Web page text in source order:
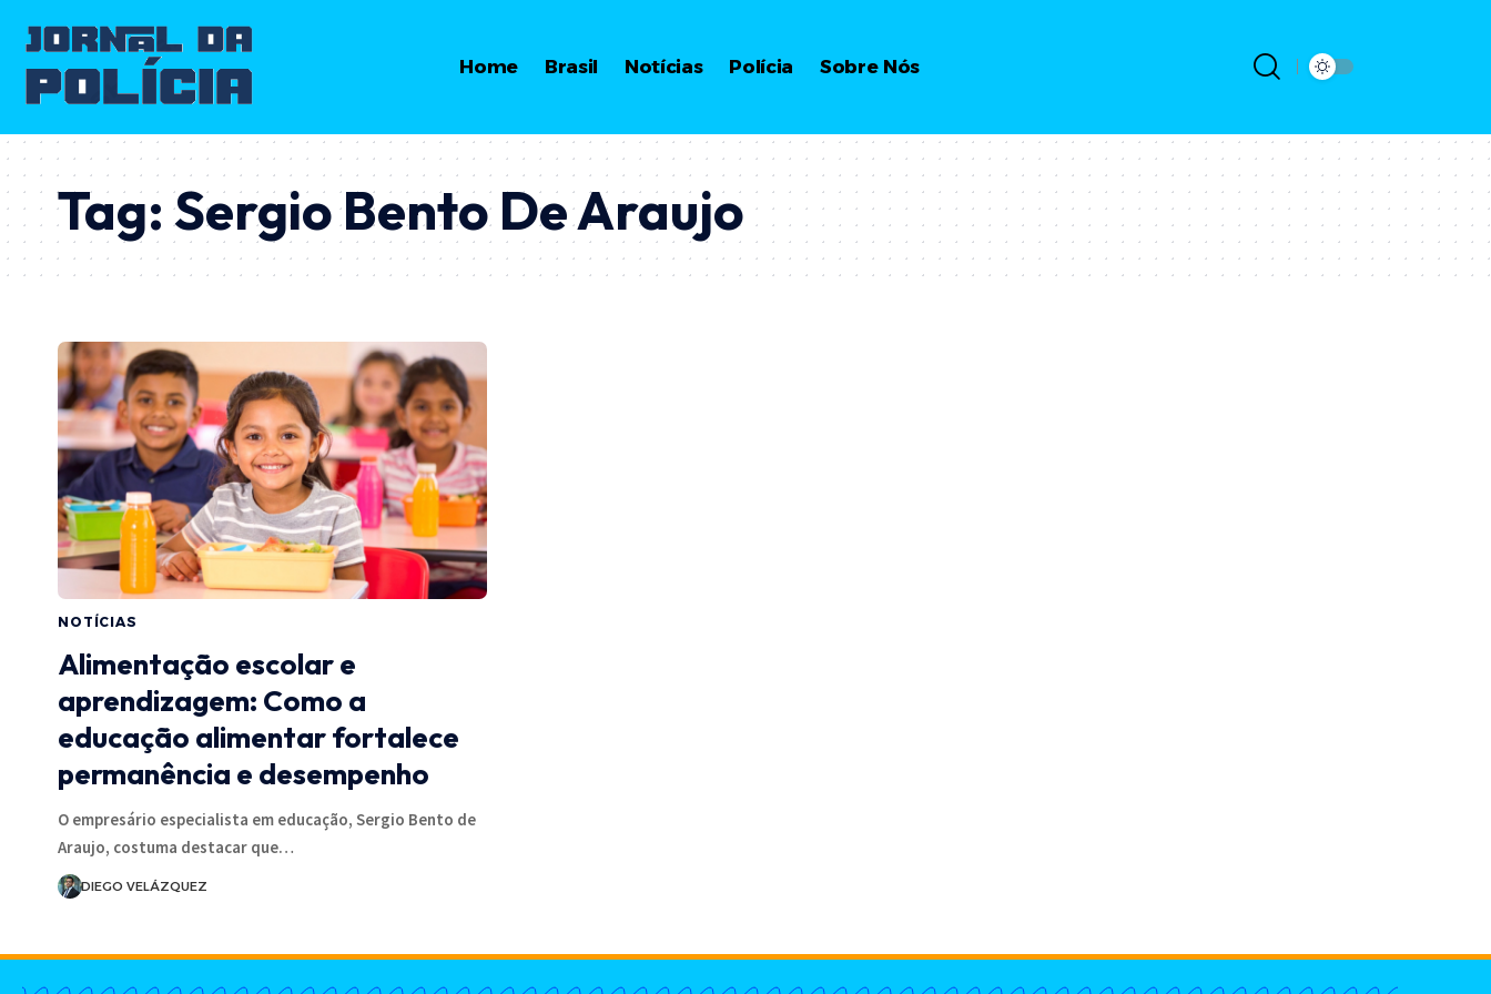
Home Brasil Notícias Polícia Sobre Nós
Tag:Sergio Bento De Araujo
NOTÍCIAS
Alimentação escolar e
aprendizagem: Como a
educação alimentar fortalece
permanência e desempenho
O empresário especialista em educação, Sergio Bento de
Araujo, costuma destacar que…
DIEGO VELÁZQUEZ